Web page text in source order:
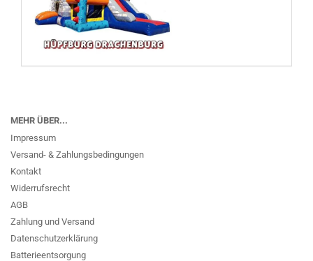
MEHR ÜBER...
Impressum
Versand- & Zahlungsbedingungen
Kontakt
Widerrufsrecht
AGB
Zahlung und Versand
Datenschutzerklärung
Batterieentsorgung